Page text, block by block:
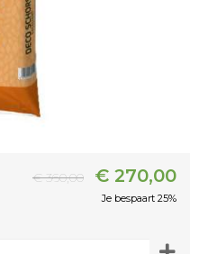
€ 360,00 € 270,00
Je bespaart 25%